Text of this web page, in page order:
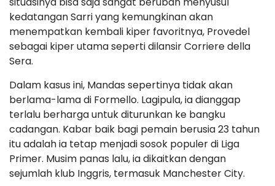
kedatangan Sarri yang kemungkinan akan
menempatkan kembali kiper favoritnya, Provedel
sebagai kiper utama seperti dilansir Corriere della
Sera.
Dalam kasus ini, Mandas sepertinya tidak akan
berlama-lama di Formello. Lagipula, ia dianggap
terlalu berharga untuk diturunkan ke bangku
cadangan. Kabar baik bagi pemain berusia 23 tahun
itu adalah ia tetap menjadi sosok populer di Liga
Primer. Musim panas lalu, ia dikaitkan dengan
sejumlah klub Inggris, termasuk Manchester City.